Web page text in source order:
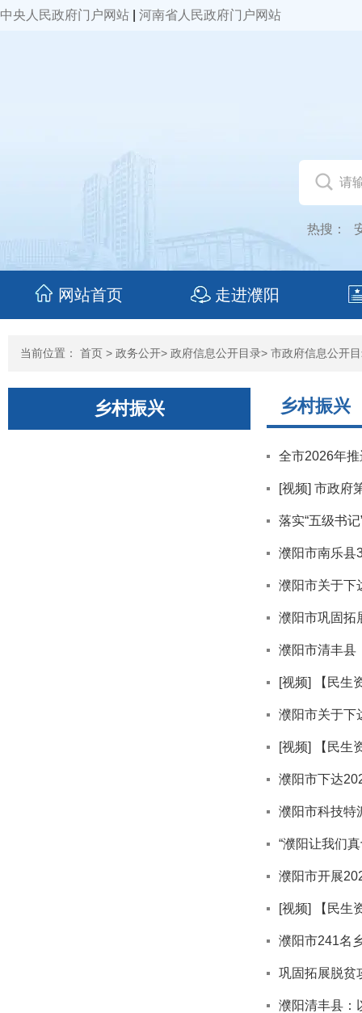
中央人民政府门户网站 河南省人民政府门户网站
热搜：
网站首页 走进濮阳
当前位置： 首页 > 政务公开> 政府信息公开目录> 市政府信息公开
乡村振兴 乡村振兴
全市2026年
[视频] 市政府
落实“五级书
濮阳市南乐县
濮阳市关于下
濮阳市巩固拓
濮阳市清丰县
[视频] 【民生
濮阳市关于下
[视频] 【民生
濮阳市下达
濮阳市科技特
“濮阳让我们
濮阳市开展
[视频] 【民生
濮阳市241名
巩固拓展脱贫
濮阳清丰县：